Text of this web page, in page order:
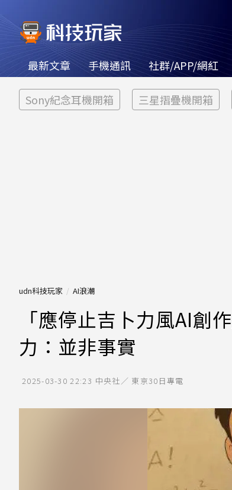
最新文章 手機通訊 社群/APP/網紅
Sony紀念耳機開箱 三星摺疊機開箱
udn科技玩家 AI浪潮
「應停止吉卜力風AI創
力：並非事實
2025-03-30 22:23 中央社／ 東京30日專電